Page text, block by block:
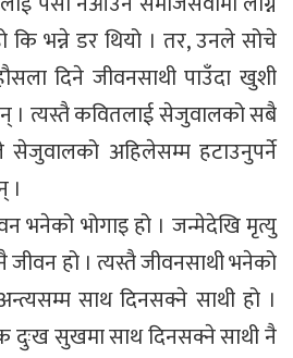
कि भन्ने डर थियो । तर, उनले सोचे
दिने जीवनसाथी पाउँदा खुशी
। त्यस्तै कवितलाई सेजुवालको सबै
सेजुवालको अहिलेसम्म हटाउनुपर्ने
।
भनेको भोगाइ हो । जन्मेदेखि मृत्यु
हो । त्यस्तै जीवनसाथी भनेको
साथ दिनसक्ने साथी हो ।
दुःख सुखमा साथ दिनसक्ने साथी नै